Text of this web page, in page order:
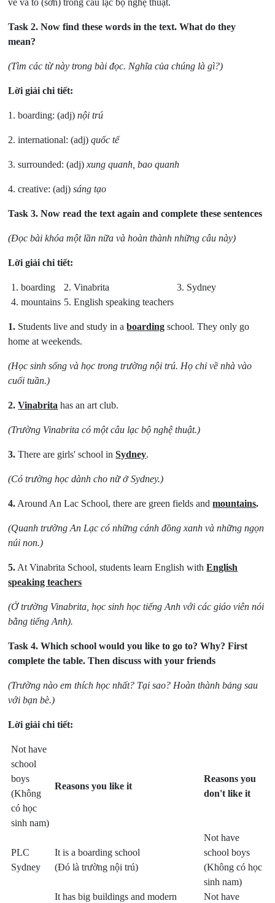
vẽ và tô (sơn) trong câu lạc bộ nghệ thuật.
Task 2. Now find these words in the text. What do they
mean?
(Tìm các từ này trong bài đọc. Nghĩa của chúng là gì?)
Lời giải chi tiết:
1. boarding: (adj)nội trú
2. international: (adj)quốc tế
3. surrounded: (adj)xung quanh, bao quanh
4. creative: (adj)sáng tạo
Task 3. Now read the text again and complete these sentences
(Đọc bài khóa một lần nữa và hoàn thành những câu này)
Lời giải chi tiết:
1. boarding 2. Vinabrita
3. Sydney
4. mountains 5. English speaking teachers
1. Students live and study in aboarding school. They only go
home at weekends.
(Học sinh sống và học trong trường nội trú. Họ chỉ về nhà vào
cuối tuần.)
2. Vinabrita has an art club.
(Trường Vinabrita có một câu lạc bộ nghệ thuật.)
3. There are girls' school inSydney.
(Có trường học dành cho nữ ở Sydney.)
4. Around An Lac School, there are green fields andmountains.
(Quanh trường An Lạc có những cánh đồng xanh và những ngọn
núi non.)
5. At Vinabrita School, students learn English withEnglish
speaking teachers
(Ở trường Vinabrita, học sinh học tiếng Anh với các giáo viên nói
bằng tiếng Anh).
Task 4. Which school would you like to go to? Why? First
complete the table. Then discuss with your friends
(Trường nào em thích học nhất? Tại sao? Hoàn thành bảng sau
với bạn bè.)
Lời giải chi tiết:
Not have
school
boys
(Không
có học
sinh nam)
Reasons you like it
Reasons you
don't like it
PLC
Sydney
It is a boarding school
(Đó là trường nội trú)
Not have
school boys
(Không có học
sinh nam)
It has big buildings and modern
Not have